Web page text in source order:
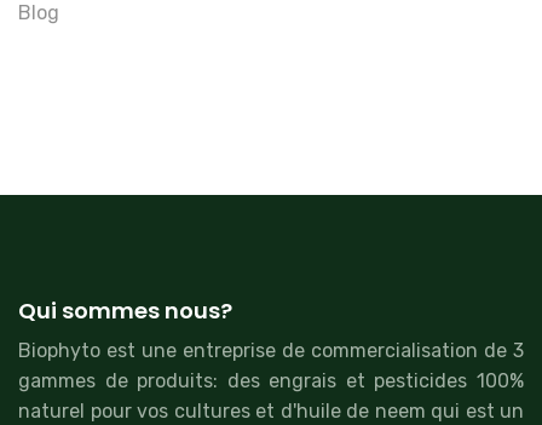
Blog
Qui sommes nous?
Biophyto est une entreprise de commercialisation de 3
gammes de produits: des engrais et pesticides 100%
naturel pour vos cultures et d'huile de neem qui est un